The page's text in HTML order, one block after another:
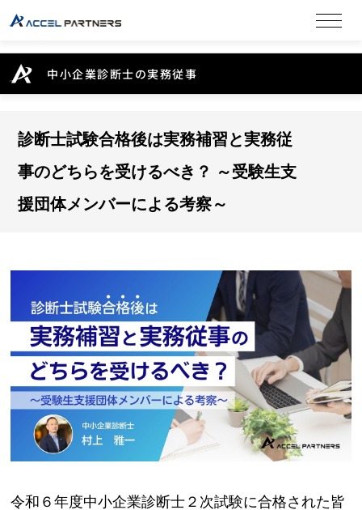
中小企業診断士の実務従事
診断士試験合格後は実務補習と実務従
事のどちらを受けるべき？ ～受験生支
援団体メンバーによる考察～
令和６年度中小企業診断士２次試験に合格された皆